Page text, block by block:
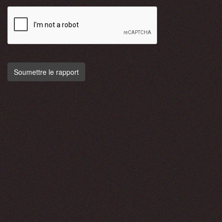
Soumettre le rapport